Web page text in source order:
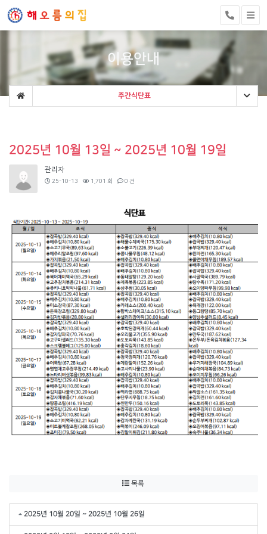
이용안내
주간식단표
2025년 10월 13일 ~ 2025년 10월 19일
관리자
25-10-13 1,701 회 0 건
목록
2025년 10월 20일 ~ 2025년 10월 26일